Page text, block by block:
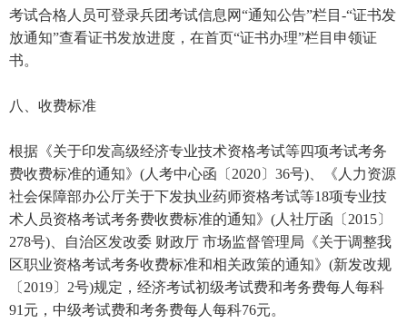
考试合格人员可登录兵团考试信息网“通知公告”栏目-“证书发
放通知”查看证书发放进度，在首页“证书办理”栏目申领证
书。
八、收费标准
根据《关于印发高级经济专业技术资格考试等四项考试考务
费收费标准的通知》(人考中心函〔2020〕36号)、《人力资源
社会保障部办公厅关于下发执业药师资格考试等18项专业技
术人员资格考试考务费收费标准的通知》(人社厅函〔2015〕
278号)、自治区发改委 财政厅 市场监督管理局《关于调整我
区职业资格考试考务收费标准和相关政策的通知》(新发改规
〔2019〕2号)规定，经济考试初级考试费和考务费每人每科
91元，中级考试费和考务费每人每科76元。